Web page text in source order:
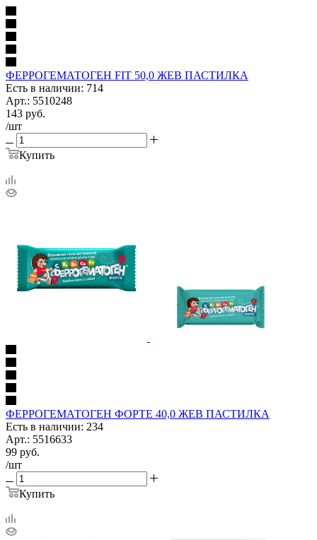
ФЕРРОГЕМАТОГЕН FIT 50,0 ЖЕВ ПАСТИЛКА
Есть в наличии: 714
Арт.: 5510248
143 руб.
/шт
Купить
ФЕРРОГЕМАТОГЕН ФОРТЕ 40,0 ЖЕВ ПАСТИЛКА
Есть в наличии: 234
Арт.: 5516633
99 руб.
/шт
Купить